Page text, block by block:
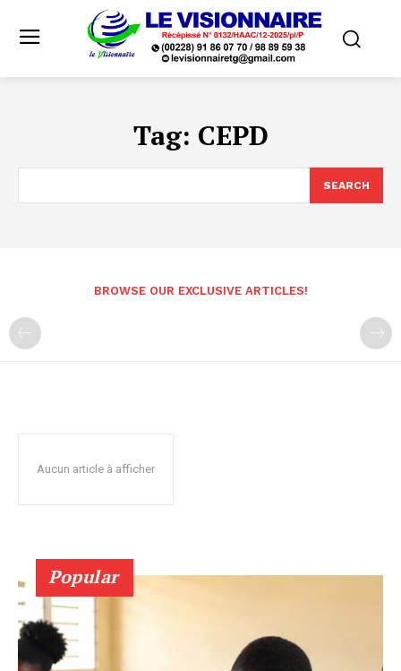
Tag: CEPD
SEARCH
BROWSE OUR EXCLUSIVE ARTICLES!
Aucun article à afficher
Popular